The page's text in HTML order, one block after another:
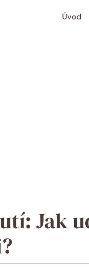
Úvod
Jak